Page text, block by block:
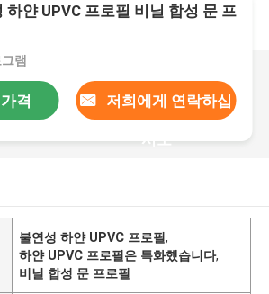
하얀 UPVC 프로필 비닐 합성 문 프
램
격 저희에게 연락하십
시오
불연성 하얀 UPVC 프로필,
하얀 UPVC 프로필은 특화했습니다,
비닐 합성 문 프로필